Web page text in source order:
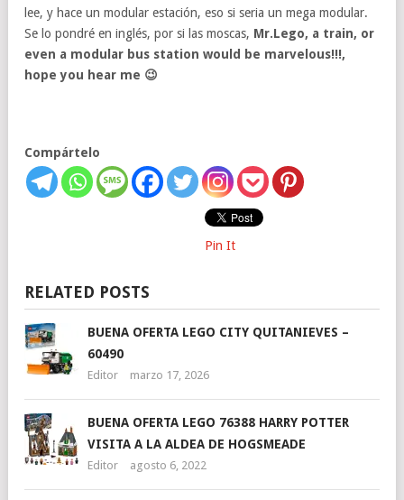
lee, y hace un modular estación, eso si seria un mega modular.
Se lo pondré en inglés, por si las moscas, Mr.Lego, a train, or
even a modular bus station would be marvelous!!!,
hope you hear me 😉
Compártelo
Pin It
RELATED POSTS
BUENA OFERTA LEGO CITY QUITANIEVES –
60490
Editor marzo 17, 2026
BUENA OFERTA LEGO 76388 HARRY POTTER
VISITA A LA ALDEA DE HOGSMEADE
Editor agosto 6, 2022